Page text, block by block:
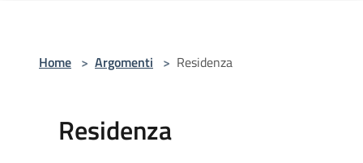
Home > Argomenti > Residenza
Residenza